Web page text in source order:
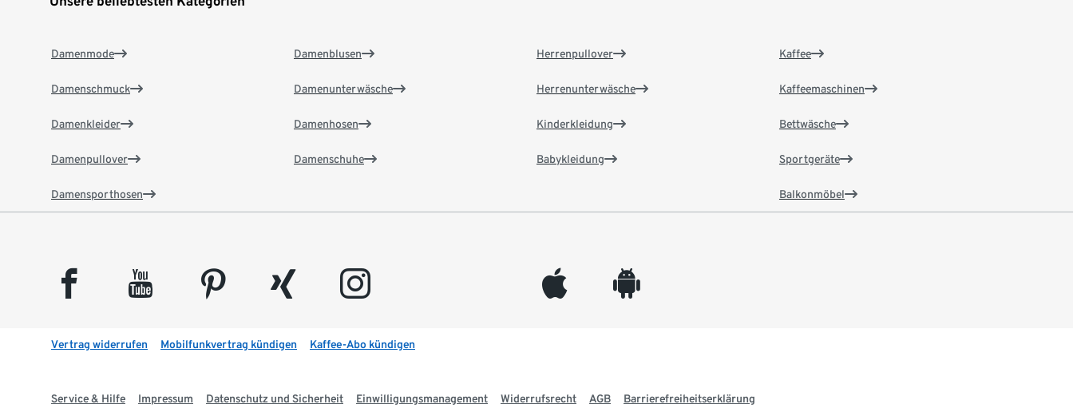
Damenmode
Damenschmuck
Damenkleider
Damenpullover
Damensporthosen
Damenblusen
Damenunterwäsche
Damenhosen
Damenschuhe
Herrenpullover
Herrenunterwäsche
Kinderkleidung
Babykleidung
Kaffee
Kaffeemaschinen
Bettwäsche
Sportgeräte
Balkonmöbel
facebook youtube pinterest xing instagram appleinc android
Vertrag widerrufen Mobilfunkvertrag kündigen Kaffee-Abo kündigen
Service & Hilfe Impressum Datenschutz und Sicherheit Einwilligungsmanagement Widerrufsrecht AGB Barrierefreiheitserklärung